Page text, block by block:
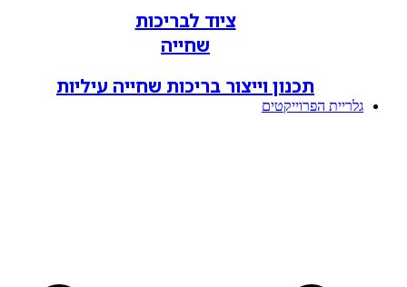
ציוד לבריכות
שחייה
תכנון וייצור בריכות שחייה עיליות
גלריית הפרוייקטים